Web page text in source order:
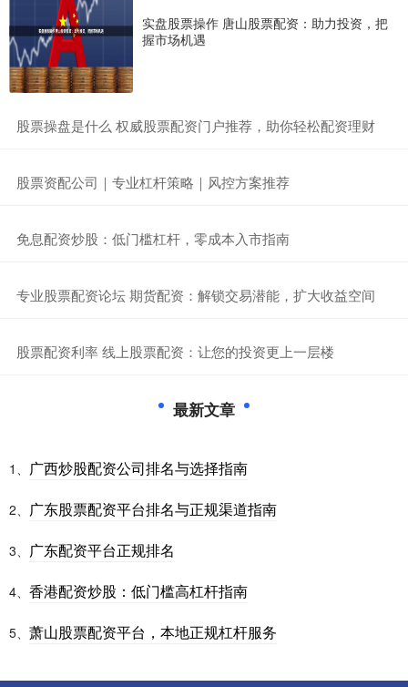
实盘股票操作 唐山股票配资：助力投资，把
握市场机遇
​股票操盘是什么 权威股票配资门户推荐，助你轻松配资理财
​股票资配公司｜专业杠杆策略｜风控方案推荐
​免息配资炒股：低门槛杠杆，零成本入市指南
​专业股票配资论坛 期货配资：解锁交易潜能，扩大收益空间
​股票配资利率 线上股票配资：让您的投资更上一层楼
最新文章
1、 广西炒股配资公司排名与选择指南
2、 广东股票配资平台排名与正规渠道指南
3、 广东配资平台正规排名
4、 香港配资炒股：低门槛高杠杆指南
5、 萧山股票配资平台，本地正规杠杆服务